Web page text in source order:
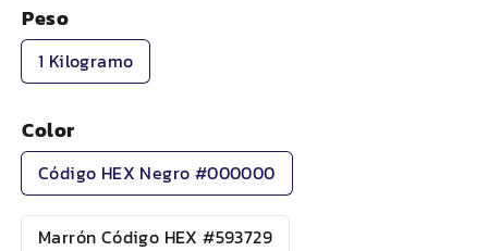
Peso
1 Kilogramo
Color
Código HEX Negro #000000
Marrón Código HEX #593729